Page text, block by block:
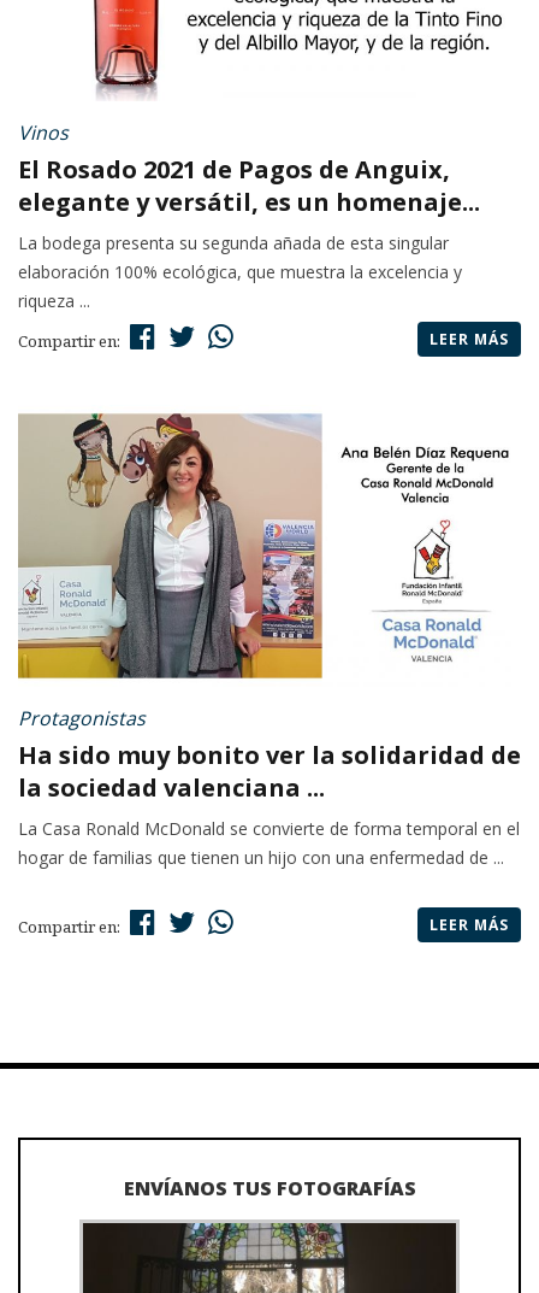
Vinos
El Rosado 2021 de Pagos de Anguix,
elegante y versátil, es un homenaje...
La bodega presenta su segunda añada de esta singular
elaboración 100% ecológica, que muestra la excelencia y
riqueza ...
Compartir en: LEER MÁS
Protagonistas
Ha sido muy bonito ver la solidaridad de
la sociedad valenciana ...
La Casa Ronald McDonald se convierte de forma temporal en el
hogar de familias que tienen un hijo con una enfermedad de ...
Compartir en: LEER MÁS
ENVÍANOS TUS FOTOGRAFÍAS